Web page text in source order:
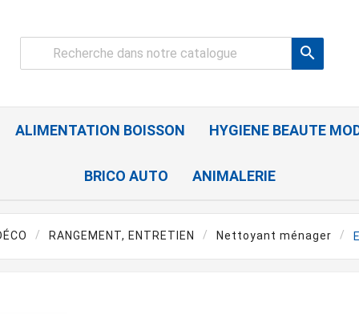

ALIMENTATION BOISSON HYGIENE BEAUTE
BRICO AUTO ANIMALERIE
RANGEMENT, ENTRETIEN Nettoyant ménager